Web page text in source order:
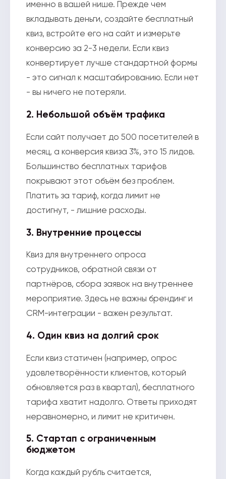
именно в вашей нише. Прежде чем
вкладывать деньги, создайте бесплатный
квиз, встройте его на сайт и измерьте
конверсию за 2-3 недели. Если квиз
конвертирует лучше стандартной формы
- это сигнал к масштабированию. Если нет
- вы ничего не потеряли.
2. Небольшой объём трафика
Если сайт получает до 500 посетителей в
месяц, а конверсия квиза 3%, это 15 лидов.
Большинство бесплатных тарифов
покрывают этот объём без проблем.
Платить за тариф, когда лимит не
достигнут, - лишние расходы.
3. Внутренние процессы
Квиз для внутреннего опроса
сотрудников, обратной связи от
партнёров, сбора заявок на внутреннее
мероприятие. Здесь не важны брендинг и
CRM-интеграции - важен результат.
4. Один квиз на долгий срок
Если квиз статичен (например, опрос
удовлетворённости клиентов, который
обновляется раз в квартал), бесплатного
тарифа хватит надолго. Ответы приходят
неравномерно, и лимит не критичен.
5. Стартап с ограниченным
бюджетом
Когда каждый рубль считается,